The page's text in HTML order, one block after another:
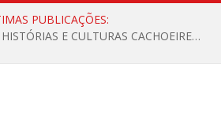
PUBLICAÇÕES:
A VALORIZAÇÃO DAS HISTÓRIAS E CULTURAS CACHOEIRENSES